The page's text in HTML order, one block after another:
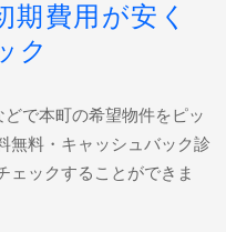
期費用が安く
ク
どで本町の希望物件をピッ
無料・キャッシュバック診
ェックすることができま